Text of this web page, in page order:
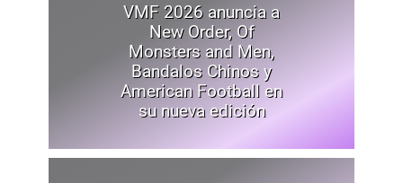
VMF 2026 anuncia a
New Order, Of
Monsters and Men,
Bandalos Chinos y
American Football en
su nueva edición